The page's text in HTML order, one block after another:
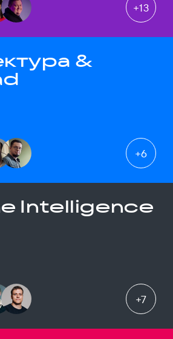
+13
&
+6
Intelligence
+7